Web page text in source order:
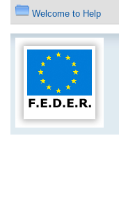
Welcome to Help